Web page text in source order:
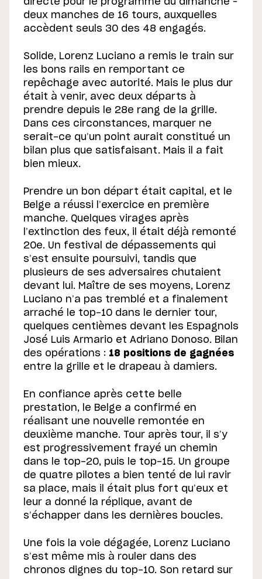
directe pour le programme du dimanche –
deux manches de 16 tours, auxquelles
accèdent seuls 30 des 48 engagés.
Solide, Lorenz Luciano a remis le train sur
les bons rails en remportant ce
repêchage avec autorité. Mais le plus dur
était à venir, avec deux départs à
prendre depuis le 28e rang de la grille.
Dans ces circonstances, marquer ne
serait-ce qu’un point aurait constitué un
bilan plus que satisfaisant. Mais il a fait
bien mieux.
Prendre un bon départ était capital, et le
Belge a réussi l’exercice en première
manche. Quelques virages après
l’extinction des feux, il était déjà remonté
20e. Un festival de dépassements qui
s’est ensuite poursuivi, tandis que
plusieurs de ses adversaires chutaient
devant lui. Maître de ses moyens, Lorenz
Luciano n’a pas tremblé et a finalement
arraché le top-10 dans le dernier tour,
quelques centièmes devant les Espagnols
José Luis Armario et Adriano Donoso. Bilan
des opérations : 18 positions de gagnées
entre la grille et le drapeau à damiers.
En confiance après cette belle
prestation, le Belge a confirmé en
réalisant une nouvelle remontée en
deuxième manche. Tour après tour, il s’y
est progressivement frayé un chemin
dans le top-20, puis le top-15. Un groupe
de quatre pilotes a bien tenté de lui ravir
sa place, mais il était plus fort qu’eux et
leur a donné la réplique, avant de
s’échapper dans les dernières boucles.
Une fois la voie dégagée, Lorenz Luciano
s’est même mis à rouler dans des
chronos dignes du top-10. Son retard sur